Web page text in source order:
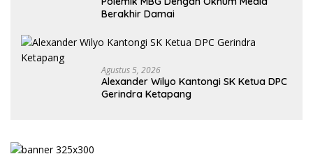
Berakhir Damai
Agustus 5, 2026
Alexander Wilyo Kantongi SK Ketua DPC
Gerindra Ketapang